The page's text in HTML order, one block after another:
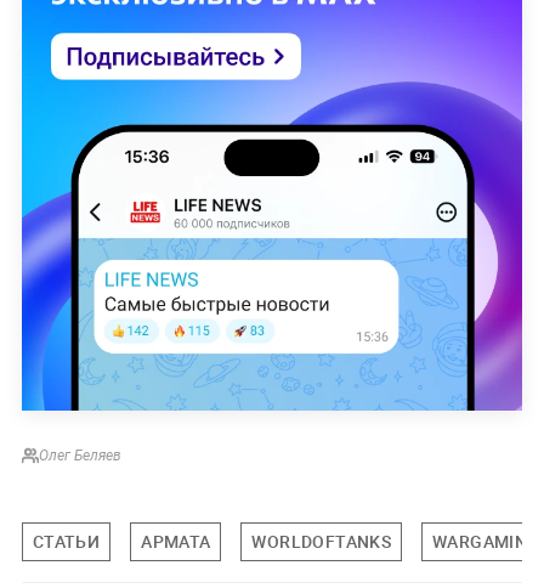
Олег Беляев
СТАТЬИ АРМАТА WORLDOFTANKS WARGAMING